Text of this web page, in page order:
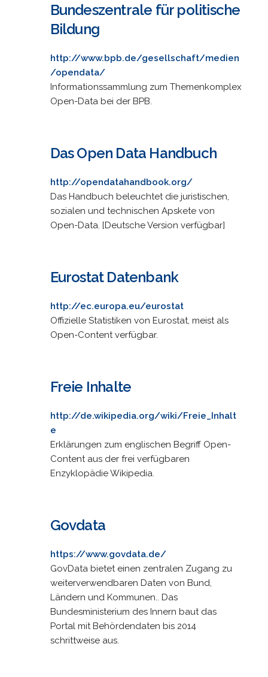
Bundeszentrale für politische
Bildung
http://www.bpb.de/gesellschaft/medien
/opendata/
Informationssammlung zum Themenkomplex
Open-Data bei der BPB.
Das Open Data Handbuch
http://opendatahandbook.org/
Das Handbuch beleuchtet die juristischen,
sozialen und technischen Apskete von
Open-Data. [Deutsche Version verfügbar]
Eurostat Datenbank
http://ec.europa.eu/eurostat
Offizielle Statistiken von Eurostat, meist als
Open-Content verfügbar.
Freie Inhalte
http://de.wikipedia.org/wiki/Freie_Inhalt
e
Erklärungen zum englischen Begriff Open-
Content aus der frei verfügbaren
Enzyklopädie Wikipedia.
Govdata
https://www.govdata.de/
GovData bietet einen zentralen Zugang zu
weiterverwendbaren Daten von Bund,
Ländern und Kommunen.. Das
Bundesministerium des Innern baut das
Portal mit Behördendaten bis 2014
schrittweise aus.